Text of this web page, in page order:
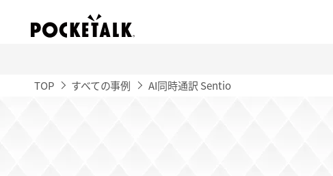
TOP すべての事例 AI同時通訳 Sentio